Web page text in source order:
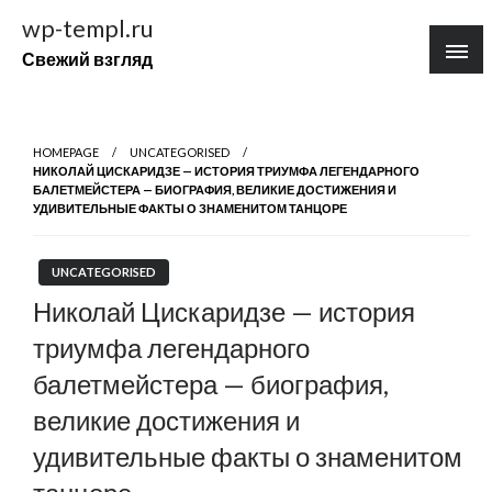
содержимому
wp-templ.ru
Свежий взгляд
HOMEPAGE
UNCATEGORISED
НИКОЛАЙ ЦИСКАРИДЗЕ — ИСТОРИЯ ТРИУМФА ЛЕГЕНДАРНОГО
БАЛЕТМЕЙСТЕРА — БИОГРАФИЯ, ВЕЛИКИЕ ДОСТИЖЕНИЯ И
УДИВИТЕЛЬНЫЕ ФАКТЫ О ЗНАМЕНИТОМ ТАНЦОРЕ
UNCATEGORISED
Николай Цискаридзе — история
триумфа легендарного
балетмейстера — биография,
великие достижения и
удивительные факты о знаменитом